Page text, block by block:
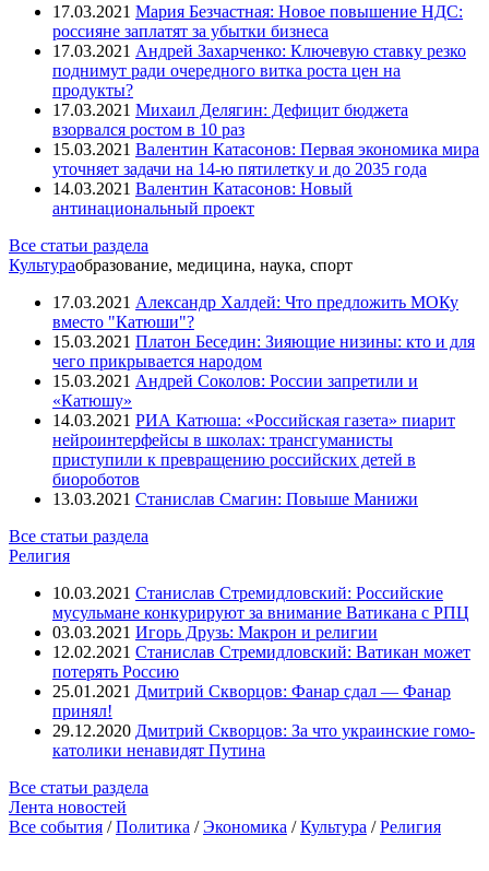
17.03.2021 Мария Безчастная: Новое повышение НДС:
россияне заплатят за убытки бизнеса
17.03.2021 Андрей Захарченко: Ключевую ставку резко
поднимут ради очередного витка роста цен на
продукты?
17.03.2021 Михаил Делягин: Дефицит бюджета
взорвался ростом в 10 раз
15.03.2021 Валентин Катасонов: Первая экономика мира
уточняет задачи на 14-ю пятилетку и до 2035 года
14.03.2021 Валентин Катасонов: Новый
антинациональный проект
Все статьи раздела
Культураобразование, медицина, наука, спорт
17.03.2021 Александр Халдей: Что предложить МОКу
вместо "Катюши"?
15.03.2021 Платон Беседин: Зияющие низины: кто и для
чего прикрывается народом
15.03.2021 Андрей Соколов: России запретили и
«Катюшу»
14.03.2021 РИА Катюша: «Российская газета» пиарит
нейроинтерфейсы в школах: трансгуманисты
приступили к превращению российских детей в
биороботов
13.03.2021 Станислав Смагин: Повыше Манижи
Все статьи раздела
Религия
10.03.2021 Станислав Стремидловский: Российские
мусульмане конкурируют за внимание Ватикана с РПЦ
03.03.2021 Игорь Друзь: Макрон и религии
12.02.2021 Станислав Стремидловский: Ватикан может
потерять Россию
25.01.2021 Дмитрий Скворцов: Фанар сдал — Фанар
принял!
29.12.2020 Дмитрий Скворцов: За что украинские гомо-
католики ненавидят Путина
Все статьи раздела
Лента новостей
Все события /Политика /Экономика /Культура /Религия